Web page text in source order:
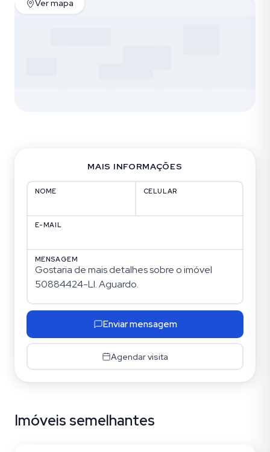
Ver mapa
MAIS INFORMAÇÕES
NOME CELULAR
E-MAIL
MENSAGEM
Enviar mensagem
Agendar visita
Imóveis semelhantes
Tristeza